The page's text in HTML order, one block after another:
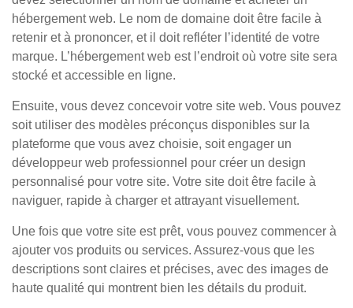
hébergement web. Le nom de domaine doit être facile à
retenir et à prononcer, et il doit refléter l’identité de votre
marque. L’hébergement web est l’endroit où votre site sera
stocké et accessible en ligne.
Ensuite, vous devez concevoir votre site web. Vous pouvez
soit utiliser des modèles préconçus disponibles sur la
plateforme que vous avez choisie, soit engager un
développeur web professionnel pour créer un design
personnalisé pour votre site. Votre site doit être facile à
naviguer, rapide à charger et attrayant visuellement.
Une fois que votre site est prêt, vous pouvez commencer à
ajouter vos produits ou services. Assurez-vous que les
descriptions sont claires et précises, avec des images de
haute qualité qui montrent bien les détails du produit.